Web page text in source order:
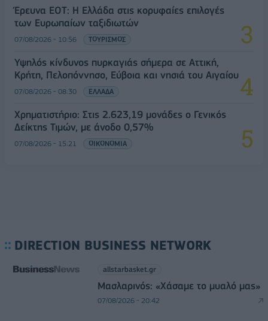
Έρευνα ΕΟΤ: Η Ελλάδα στις κορυφαίες επιλογές
των Ευρωπαίων ταξιδιωτών
07/08/2026 - 10:56 ΤΟΥΡΙΣΜΟΣ
Υψηλός κίνδυνος πυρκαγιάς σήμερα σε Αττική,
Κρήτη, Πελοπόννησο, Εύβοια και νησιά του Αιγαίου
07/08/2026 - 08:30 ΕΛΛΑΔΑ
Χρηματιστήριο: Στις 2.623,19 μονάδες ο Γενικός
Δείκτης Τιμών, με άνοδο 0,57%
07/08/2026 - 15:21 ΟΙΚΟΝΟΜΙΑ
DIRECTION BUSINESS NETWORK
allstarbasket.gr
Μασλαρινός: «Χάσαμε το μυαλό μας»
07/08/2026 - 20:42